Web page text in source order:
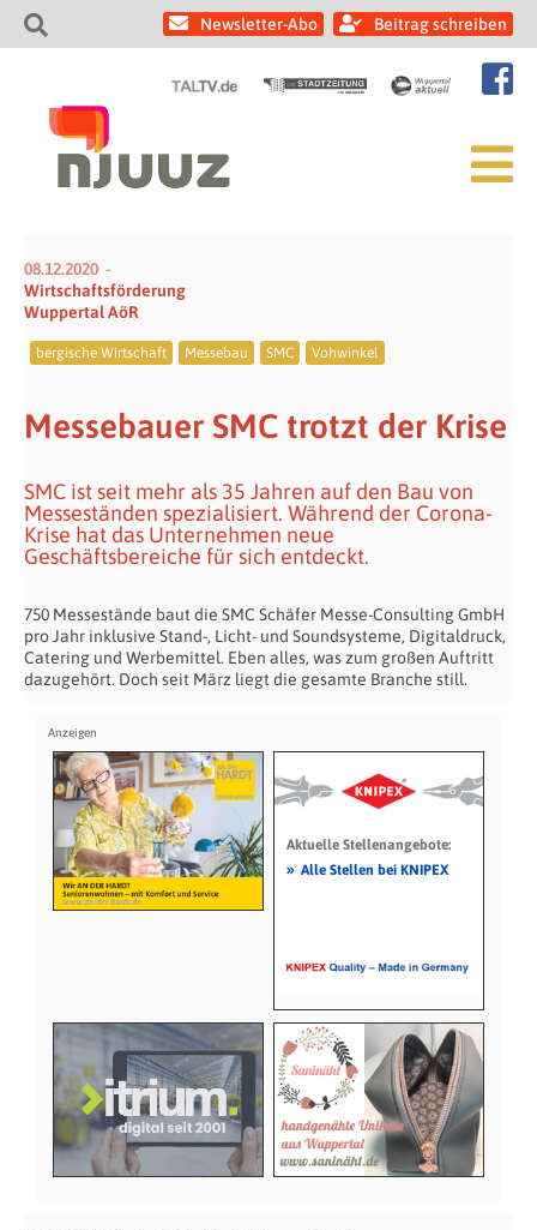
Newsletter-Abo Beitrag schreiben
08.12.2020
Wirtschaftsförderung
Wuppertal AöR
bergische Wirtschaft Messebau SMC Vohwinkel
Messebauer SMC trotzt der Krise
SMC ist seit mehr als 35 Jahren auf den Bau von
Messeständen spezialisiert. Während der Corona-
Krise hat das Unternehmen neue
Geschäftsbereiche für sich entdeckt.
750 Messestände baut die SMC Schäfer Messe-Consulting GmbH
pro Jahr inklusive Stand-, Licht- und Soundsysteme, Digitaldruck,
Catering und Werbemittel. Eben alles, was zum großen Auftritt
dazugehört. Doch seit März liegt die gesamte Branche still.
Aktuelle Stellenangebote:
» Alle Stellen bei KNIPEX